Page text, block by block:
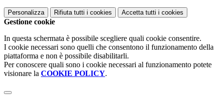
Personalizza Rifiuta tutti i cookies Accetta tutti i cookies
Gestione cookie
In questa schermata è possibile scegliere quali cookie consentire.
I cookie necessari sono quelli che consentono il funzionamento della
piattaforma e non è possibile disabilitarli.
Per conoscere quali sono i cookie necessari al funzionamento potete
visionare la COOKIE POLICY.